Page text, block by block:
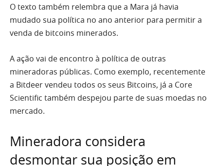
O texto também relembra que a Mara já havia
mudado sua política no ano anterior para permitir a
venda de bitcoins minerados.
A ação vai de encontro à política de outras
mineradoras públicas. Como exemplo, recentemente
a Bitdeer vendeu todos os seus Bitcoins, já a Core
Scientific também despejou parte de suas moedas no
mercado.
Mineradora considera
desmontar sua posição em